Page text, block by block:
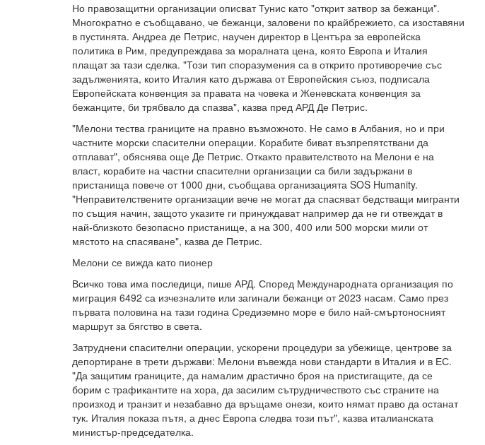
Но правозащитни организации описват Тунис като "открит затвор за бежанци".
Многократно е съобщавано, че бежанци, заловени по крайбрежието, са изоставяни
в пустинята. Андреа де Петрис, научен директор в Центъра за европейска
политика в Рим, предупреждава за моралната цена, която Европа и Италия
плащат за тази сделка. "Този тип споразумения са в открито противоречие със
задълженията, които Италия като държава от Европейския съюз, подписала
Европейската конвенция за правата на човека и Женевската конвенция за
бежанците, би трябвало да спазва", казва пред АРД Де Петрис.
"Мелони тества границите на правно възможното. Не само в Албания, но и при
частните морски спасителни операции. Корабите биват възпрепятствани да
отплават", обяснява още Де Петрис. Откакто правителството на Мелони е на
власт, корабите на частни спасителни организации са били задържани в
пристанища повече от 1000 дни, съобщава организацията SOS Humanity.
"Неправителствените организации вече не могат да спасяват бедстващи мигранти
по същия начин, защото указите ги принуждават например да не ги отвеждат в
най-близкото безопасно пристанище, а на 300, 400 или 500 морски мили от
мястото на спасяване", казва де Петрис.
Мелони се вижда като пионер
Всичко това има последици, пише АРД. Според Международната организация по
миграция 6492 са изчезналите или загинали бежанци от 2023 насам. Само през
първата половина на тази година Средиземно море е било най-смъртоносният
маршрут за бягство в света.
Затруднени спасителни операции, ускорени процедури за убежище, центрове за
депортиране в трети държави: Мелони въвежда нови стандарти в Италия и в ЕС.
"Да защитим границите, да намалим драстично броя на пристигащите, да се
борим с трафикантите на хора, да засилим сътрудничеството със страните на
произход и транзит и незабавно да връщаме онези, които нямат право да останат
тук. Италия показа пътя, а днес Европа следва този път", казва италианската
министър-председателка.